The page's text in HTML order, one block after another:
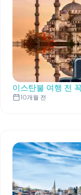
이스탄불 여행 전
10개월 전